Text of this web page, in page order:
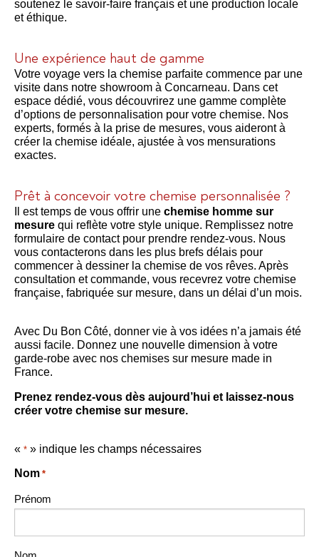
soutenez le savoir-faire français et une production locale
et éthique.
Une expérience haut de gamme
Votre voyage vers la chemise parfaite commence par une
visite dans notre showroom à Concarneau. Dans cet
espace dédié, vous découvrirez une gamme complète
d’options de personnalisation pour votre chemise. Nos
experts, formés à la prise de mesures, vous aideront à
créer la chemise idéale, ajustée à vos mensurations
exactes.
Prêt à concevoir votre chemise personnalisée ?
Il est temps de vous offrir une chemise homme sur
mesure qui reflète votre style unique. Remplissez notre
formulaire de contact pour prendre rendez-vous. Nous
vous contacterons dans les plus brefs délais pour
commencer à dessiner la chemise de vos rêves. Après
consultation et commande, vous recevrez votre chemise
française, fabriquée sur mesure, dans un délai d’un mois.
Avec Du Bon Côté, donner vie à vos idées n’a jamais été
aussi facile. Donnez une nouvelle dimension à votre
garde-robe avec nos chemises sur mesure made in
France.
Prenez rendez-vous dès aujourd’hui et laissez-nous
créer votre chemise sur mesure.
« * » indique les champs nécessaires
Nom *
Prénom